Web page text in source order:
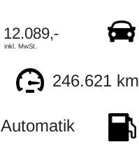
12.089,-
inkl. MwSt.
246.621 km
Automatik